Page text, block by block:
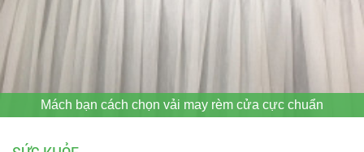
Mách bạn cách chọn vải may rèm cửa cực chuẩn